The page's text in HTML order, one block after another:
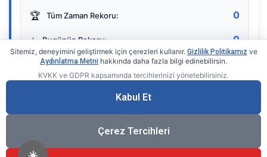
🏆 Tüm Zaman Rekoru: 0
⭐ Bugünün Rekoru: 0
Gerçek zamanlı sayaç
Sitemiz, deneyimini geliştirmek için çerezleri kullanır. Gizlilik Politikamız ve
Aydınlatma Metni hakkında daha fazla bilgi edinebilirsin.
KVKK ve GDPR kapsamında tercihlerinizi yönetebilirsiniz.
Kabul Et
Çerez Tercihleri